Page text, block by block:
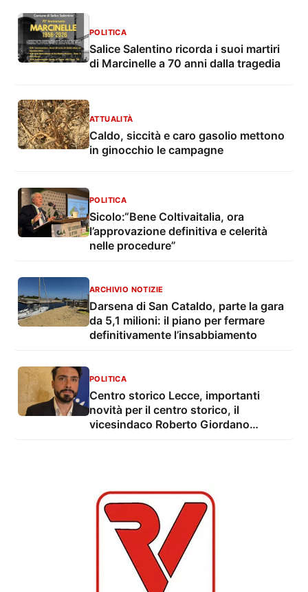
POLITICA
Salice Salentino ricorda i suoi martiri
di Marcinelle a 70 anni dalla tragedia
ATTUALITÀ
Caldo, siccità e caro gasolio mettono
in ginocchio le campagne
POLITICA
Sicolo:“Bene Coltivaitalia, ora
l’approvazione definitiva e celerità
nelle procedure”
ARCHIVIO NOTIZIE
Darsena di San Cataldo, parte la gara
da 5,1 milioni: il piano per fermare
definitivamente l’insabbiamento
POLITICA
Centro storico Lecce, importanti
novità per il centro storico, il
vicesindaco Roberto Giordano